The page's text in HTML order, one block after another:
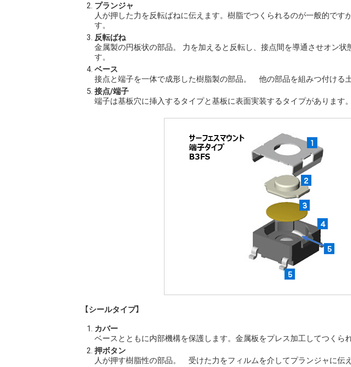
プランジャ
人が押した力を反転ばねに伝えます。樹脂でつくられるのが一般的で
す。
反転ばね
金属製の円板状の部品。 力を加えると反転し、接点間を導通させオン
す。
ベース
接点と端子を一体で成形した樹脂製の部品。 他の部品を組みつ付ける土
接点/端子
端子は基板穴に挿入するタイプと基板に表面実装するタイプがあります
【シールタイプ】
カバー
ベースとともに内部機構を保護します。金属板をプレス加工してつくられ
押ボタン
人が押す樹脂性の部品。 受けた力をフィルムを介してプランジャに伝え